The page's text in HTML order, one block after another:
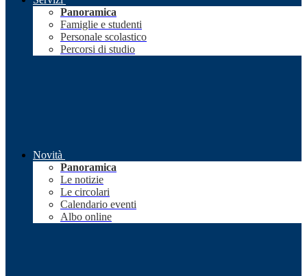
Panoramica
Famiglie e studenti
Personale scolastico
Percorsi di studio
Novità
Panoramica
Le notizie
Le circolari
Calendario eventi
Albo online